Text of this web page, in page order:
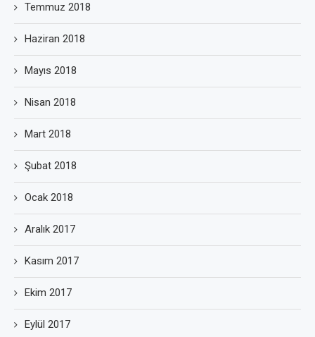
Temmuz 2018
Haziran 2018
Mayıs 2018
Nisan 2018
Mart 2018
Şubat 2018
Ocak 2018
Aralık 2017
Kasım 2017
Ekim 2017
Eylül 2017